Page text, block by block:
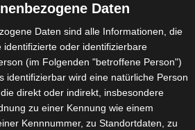
Daten
Daten sind alle Informationen, die
identifizierte oder identifizierbare
(im Folgenden "betroffene Person")
identifizierbar wird eine natürliche Person
direkt oder indirekt, insbesondere
zu einer Kennung wie einem
Kennnummer, zu Standortdaten, zu